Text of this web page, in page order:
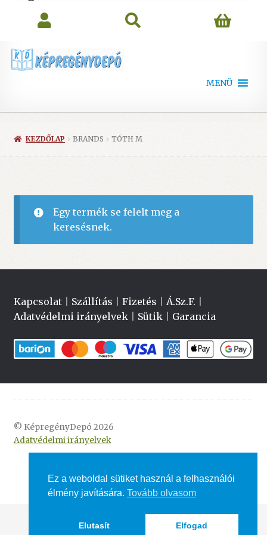
MENÜ
KEZDŐLAP BRANDS TÓTH M
Egy termék se felelt meg a
keresésnek.
Kapcsolat| Szállítás Fizetés Á.Sz.F.
Adatvédelmi irányelvek| Sütik| Garancia
© KépregényDepó 2026
Adatvédelmi irányelvek
Ez a weboldal sütiket használ a felhasználói
élmény javítására. Tovább olvasom
Elutasít Elfogad